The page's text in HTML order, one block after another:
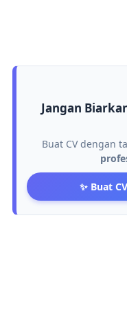
Jangan
Buat CV dengan
✨ Buat